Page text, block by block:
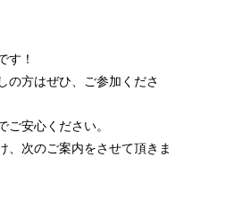
す！
の方はぜひ、ご参加くださ
安心ください。
、次のご案内をさせて頂きま